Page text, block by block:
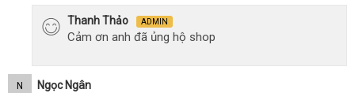
Thanh Thảo ADMIN
Cảm ơn anh đã ủng hộ shop
N Ngọc Ngân